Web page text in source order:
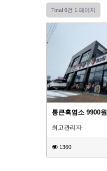
ORDER
Total 6건 1 페이지
통큰흑염소 9900원
최고관리자
1360